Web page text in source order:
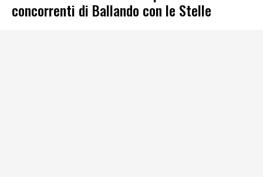
concorrenti di Ballando con le Stelle